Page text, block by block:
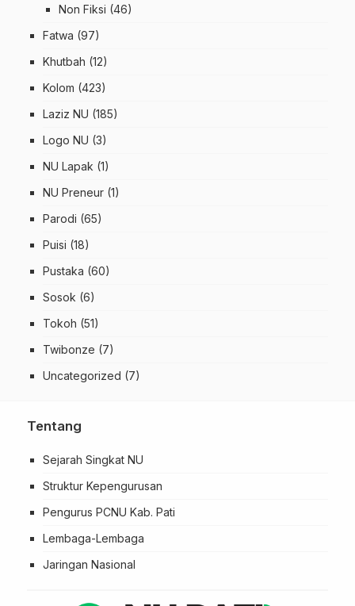
Non Fiksi (46)
Fatwa (97)
Khutbah (12)
Kolom (423)
Laziz NU (185)
Logo NU (3)
NU Lapak (1)
NU Preneur (1)
Parodi (65)
Puisi (18)
Pustaka (60)
Sosok (6)
Tokoh (51)
Twibonze (7)
Uncategorized (7)
Tentang
Sejarah Singkat NU
Struktur Kepengurusan
Pengurus PCNU Kab. Pati
Lembaga-Lembaga
Jaringan Nasional